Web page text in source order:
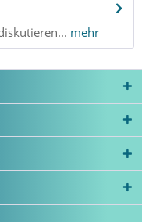
mehr